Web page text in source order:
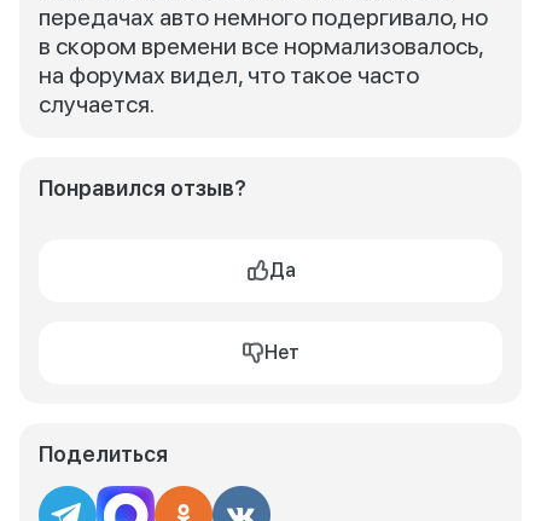
передачах авто немного подергивало, но
в скором времени все нормализовалось,
на форумах видел, что такое часто
случается.
Понравился отзыв?
Да
Нет
Поделиться